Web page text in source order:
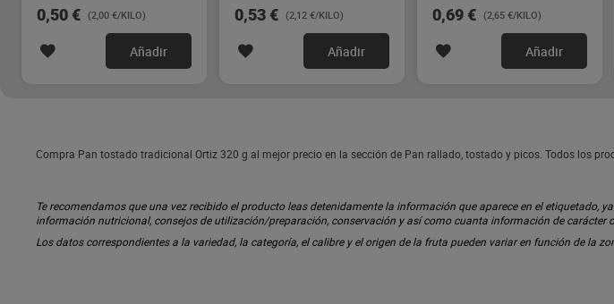
0,50 € (2,00 €/KILO)
Añadir
0,53 € (2,12 €/KILO)
Añadir
0,69 € (2,65 €/KILO)
Añadir
Compra Pan tostado tradicional Ortiz 320 g al mejor precio en la sección de Pan rallado, tostado y picos. Todos los
Te recomendamos que una vez recibido el producto leas detenidamente la información que aparece en el
información nutricional, consejos de utilización/preparación, conservación y así como cuanta información de carácter
Los datos correspondientes a la variedad, la categoría, el calibre y el origen de la fruta pueden variar en función de la